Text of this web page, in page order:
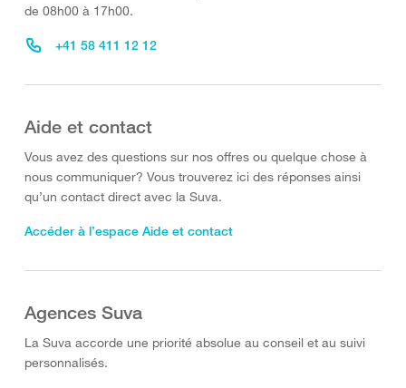
de 08h00 à 17h00.
+41 58 411 12 12
Aide et contact
Vous avez des questions sur nos offres ou quelque chose à
nous communiquer? Vous trouverez ici des réponses ainsi
qu’un contact direct avec la Suva.
Accéder à l’espace Aide et contact
Agences Suva
La Suva accorde une priorité absolue au conseil et au suivi
personnalisés.